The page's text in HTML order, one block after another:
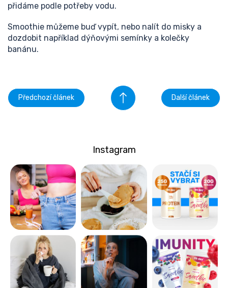
přidáme podle potřeby vodu.
Smoothie můžeme buď vypít, nebo nalít do misky a
dozdobit například dýňovými semínky a kolečky
banánu.
Předchozí článek Další článek
Instagram